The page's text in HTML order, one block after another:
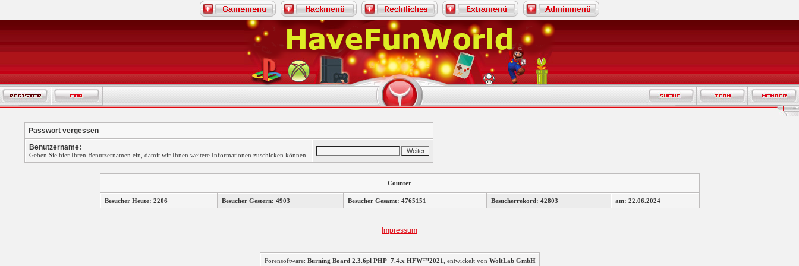
Passwort vergessen
Benutzername:
Geben Sie hier Ihren Benutzernamen ein, damit wir Ihnen weitere Informationen zuschicken können.
Counter
Besucher Heute: 2206 Besucher Gestern: 4903 Besucher Gesamt: 4765151 Besucherrekord: 42803 am: 22.06.2024
Impressum
Forensoftware: Burning Board 2.3.6pl PHP_7.4.x HFW™2021 , entwickelt von WoltLab GmbH